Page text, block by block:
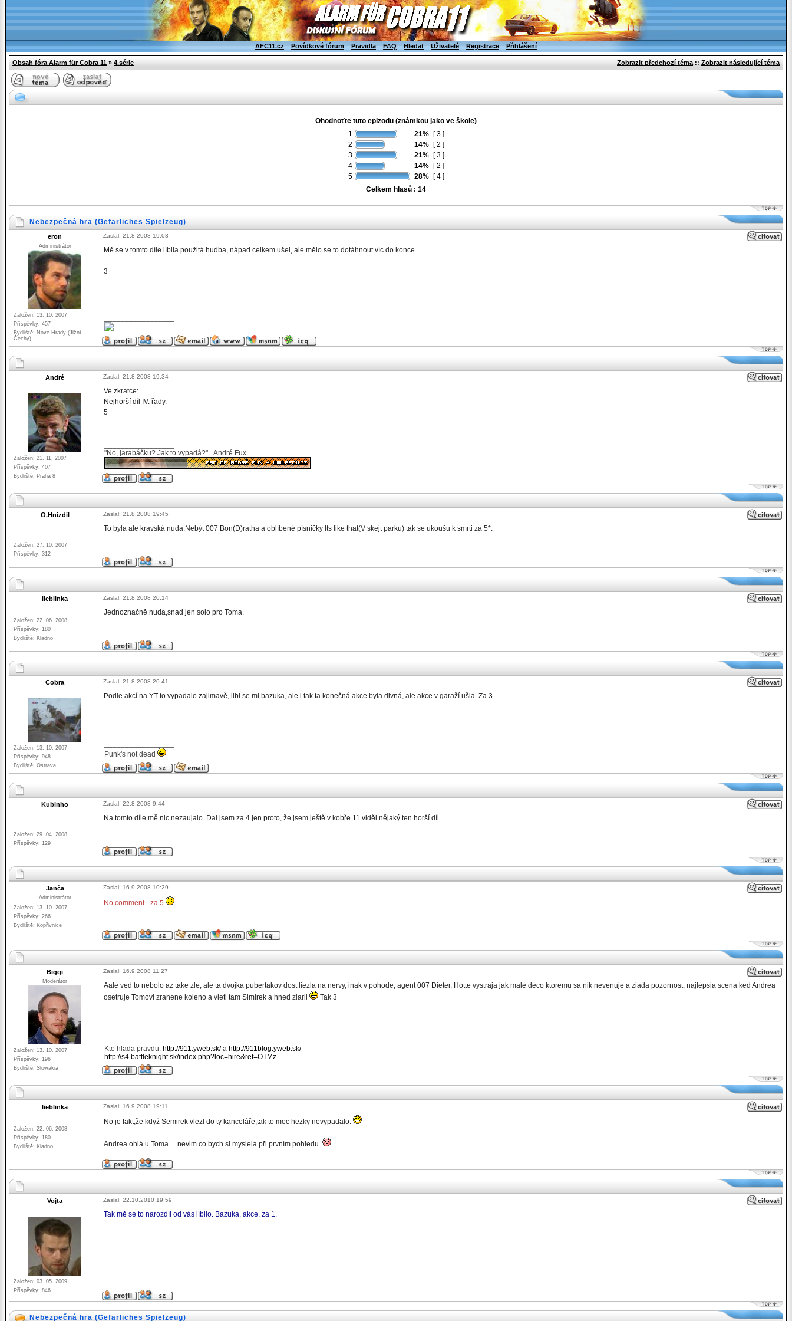
AFC11.cz Povídkové fórum Pravidla FAQ Hledat Uživatelé Registrace Přihlášení
Obsah fóra Alarm für Cobra 11 » 4.série Zobrazit předchozí téma :: Zobrazit následující téma
Ohodnoťte tuto epizodu (známkou jako ve škole)
1
21% [ 3 ]
2
14% [ 2 ]
3
21% [ 3 ]
4
14% [ 2 ]
5
28% [ 4 ]
Celkem hlasů : 14
Nebezpečná hra (Gefärliches Spielzeug)
eron
Administrátor
Založen: 13. 10. 2007
Příspěvky: 457
Bydliště: Nové Hrady (Jižní
Čechy)
Zaslal: 21.8.2008 19:03
Mě se v tomto díle líbila použitá hudba, nápad celkem ušel, ale mělo se to dotáhnout víc do konce...
3
André
Založen: 21. 11. 2007
Příspěvky: 407
Bydliště: Praha 8
Zaslal: 21.8.2008 19:34
Ve zkratce:
Nejhorší díl IV. řady.
5
"No, jarabáčku? Jak to vypadá?"...André Fux
O.Hnizdil
Založen: 27. 10. 2007
Příspěvky: 312
Zaslal: 21.8.2008 19:45
To byla ale kravská nuda.Nebýt 007 Bon(D)ratha a oblíbené písničky Its like that(V skejt parku) tak se ukoušu k smrti za 5*.
lieblinka
Založen: 22. 06. 2008
Příspěvky: 180
Bydliště: Kladno
Zaslal: 21.8.2008 20:14
Jednoznačně nuda,snad jen solo pro Toma.
Cobra
Založen: 13. 10. 2007
Příspěvky: 948
Bydliště: Ostrava
Zaslal: 21.8.2008 20:41
Podle akcí na YT to vypadalo zajimavě, libi se mi bazuka, ale i tak ta konečná akce byla divná, ale akce v garaží ušla. Za 3.
Punk's not dead
Kubinho
Založen: 29. 04. 2008
Příspěvky: 129
Zaslal: 22.8.2008 9:44
Na tomto díle mě nic nezaujalo. Dal jsem za 4 jen proto, že jsem ještě v kobře 11 viděl nějaký ten horší díl.
Janča
Administrátor
Založen: 13. 10. 2007
Příspěvky: 266
Bydliště: Kopřivnice
Zaslal: 16.9.2008 10:29
No comment - za 5
Biggi
Moderátor
Založen: 13. 10. 2007
Příspěvky: 196
Bydliště: Slowakia
Zaslal: 16.9.2008 11:27
Aale ved to nebolo az take zle, ale ta dvojka pubertakov dost liezla na nervy, inak v pohode, agent 007 Dieter, Hotte vystraja jak male deco ktoremu sa nik nevenuje a ziada pozornost, najlepsia scena ked Andrea
osetruje Tomovi zranene koleno a vleti tam Simirek a hned ziarli
Tak 3
Kto hlada pravdu: http://911.yweb.sk/a http://911blog.yweb.sk/
http://s4.battleknight.sk/index.php?loc=hire&ref=OTMz
lieblinka
Založen: 22. 06. 2008
Příspěvky: 180
Bydliště: Kladno
Zaslal: 16.9.2008 19:11
No je fakt,že když Semirek vlezl do ty kanceláře,tak to moc hezky nevypadalo.
Andrea ohlá u Toma.....nevim co bych si myslela při prvním pohledu.
Vojta
Založen: 03. 05. 2009
Příspěvky: 846
Zaslal: 22.10.2010 19:59
Tak mě se to narozdíl od vás líbilo. Bazuka, akce, za 1.
Nebezpečná hra (Gefärliches Spielzeug)